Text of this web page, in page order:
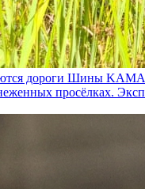
дороги Шины KAMA
просёлках.